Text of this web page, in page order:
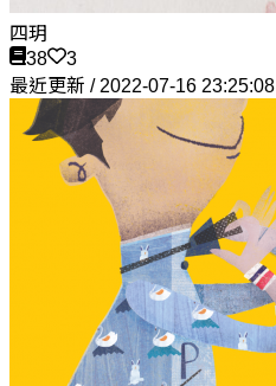
四玥
38
3
最近更新 / 2022-07-16 23:25:08